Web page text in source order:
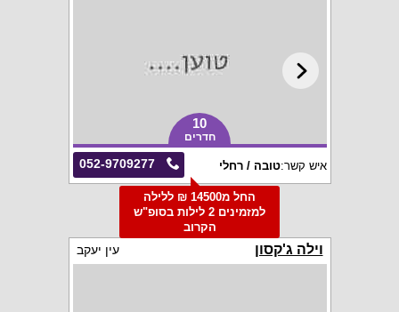
10
חדרים
052-9709277 איש קשר:טובה / רחלי
החל מ14500 ₪ ללילה
למזמינים 2 לילות בסופ"ש
הקרוב
וילה ג'קסון עין יעקב